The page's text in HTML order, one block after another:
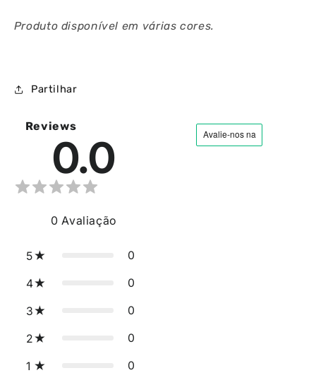
Produto disponível em várias cores.
Partilhar
Reviews
0.0
0 Avaliação
5 0
4 0
3 0
2 0
1 0